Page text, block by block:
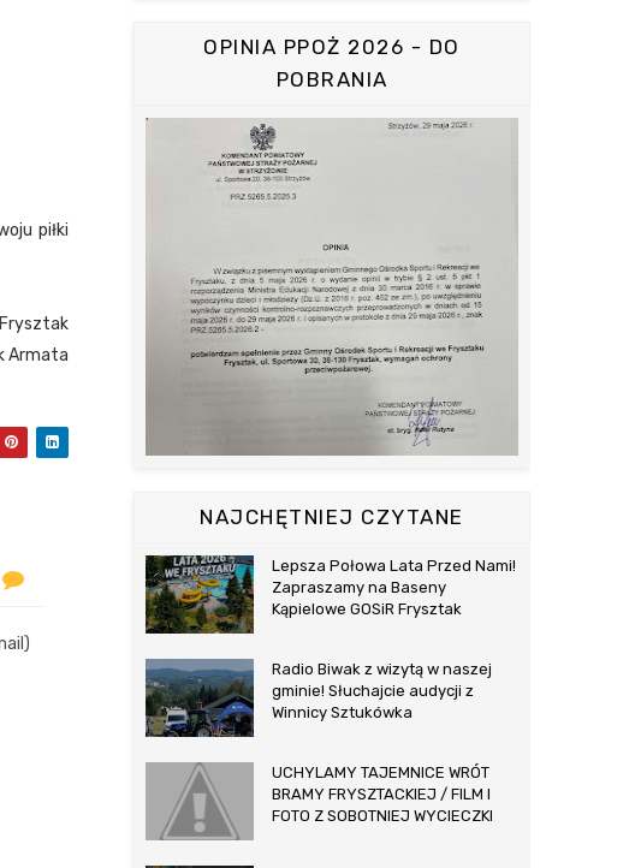
piłki
Armata
OPINIA PPOŻ 2026 - DO
POBRANIA
NAJCHĘTNIEJ CZYTANE
Lepsza Połowa Lata Przed Nami!
Zapraszamy na Baseny
Kąpielowe GOSiR Frysztak
Radio Biwak z wizytą w naszej
gminie! Słuchajcie audycji z
Winnicy Sztukówka
UCHYLAMY TAJEMNICE WRÓT
BRAMY FRYSZTACKIEJ / FILM I
FOTO Z SOBOTNIEJ WYCIECZKI